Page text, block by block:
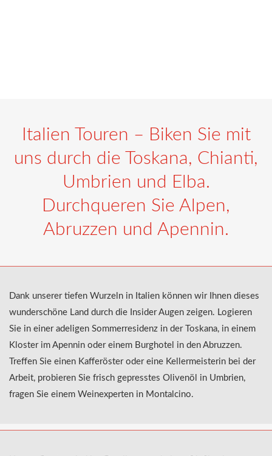
Italien Touren – Biken Sie mit
uns durch die Toskana, Chianti,
Umbrien und Elba.
Durchqueren Sie Alpen,
Abruzzen und Apennin.
Dank unserer tiefen Wurzeln in Italien können wir Ihnen dieses
wunderschöne Land durch die Insider Augen zeigen. Logieren
Sie in einer adeligen Sommerresidenz in der Toskana, in einem
Kloster im Apennin oder einem Burghotel in den Abruzzen.
Treffen Sie einen Kafferöster oder eine Kellermeisterin bei der
Arbeit, probieren Sie frisch gepresstes Olivenöl in Umbrien,
fragen Sie einem Weinexperten in Montalcino.